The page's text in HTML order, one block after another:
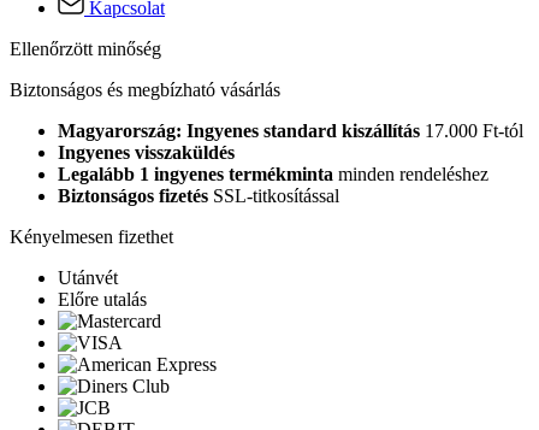
Kapcsolat
Ellenőrzött minőség
Biztonságos és megbízható vásárlás
Magyarország: Ingyenes standard kiszállítás 17.000 Ft-tól
Ingyenes visszaküldés
Legalább 1 ingyenes termékminta minden rendeléshez
Biztonságos fizetés SSL-titkosítással
Kényelmesen fizethet
Utánvét
Előre utalás